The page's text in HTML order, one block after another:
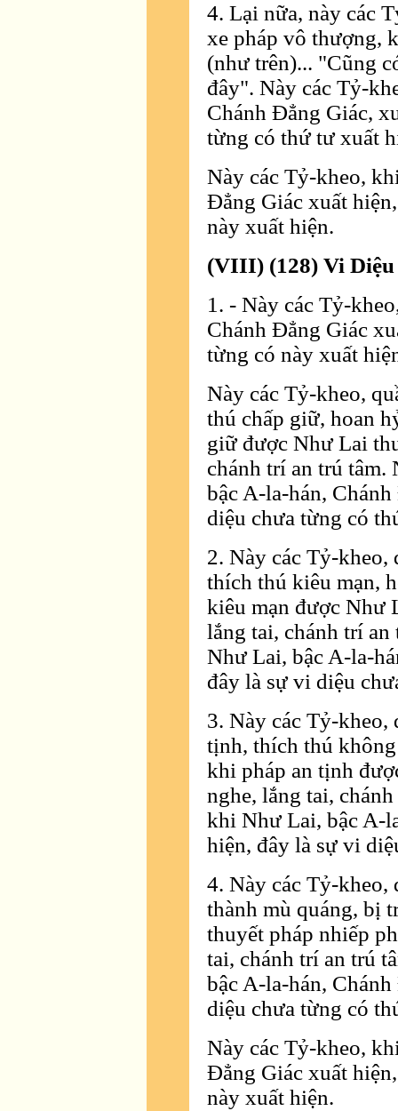
4. Lại nữa, này các
xe pháp vô thượng,
(như trên)... "Cũng
đây". Này các Tỷ-
Chánh Ðẳng Giác,
từng có thứ tư xuất
Này các Tỷ-kheo,
Ðẳng Giác xuất
này xuất hiện.
(VIII) (128) Vi Diệu
1. - Này các Tỷ-
Chánh Ðẳng Giác
từng có này xuất
Này các Tỷ-kheo,
thú chấp giữ, hoan
giữ được Như Lai
chánh trí an trú
bậc A-la-hán,
diệu chưa từng có
2. Này các Tỷ-kheo,
thích thú kiêu mạn,
kiêu mạn được Như
lắng tai, chánh trí
Như Lai, bậc A-la-
đây là sự vi diệu
3. Này các Tỷ-kheo,
tịnh, thích thú
khi pháp an tịnh
nghe, lắng tai,
khi Như Lai, bậc A-
hiện, đây là sự vi
4. Này các Tỷ-kheo,
thành mù quáng, bị
thuyết pháp nhiếp
tai, chánh trí an trú
bậc A-la-hán,
diệu chưa từng có
Này các Tỷ-kheo,
Ðẳng Giác xuất
này xuất hiện.